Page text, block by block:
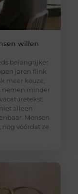
willen
belangrijker
jaren flink
meer keuze,
nemen minder
alleen
Mensen
nog vóórdat ze